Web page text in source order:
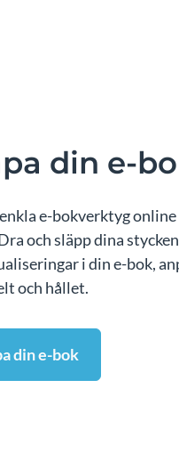
din e-
e-bokverktyg
och släpp dina
i din e-bok,
och hållet.
din e-bok